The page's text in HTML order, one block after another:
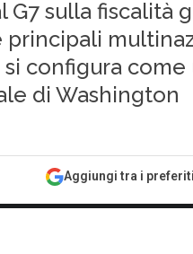
G7 sulla fiscalità
configura
di Washington
Aggiungi tra i